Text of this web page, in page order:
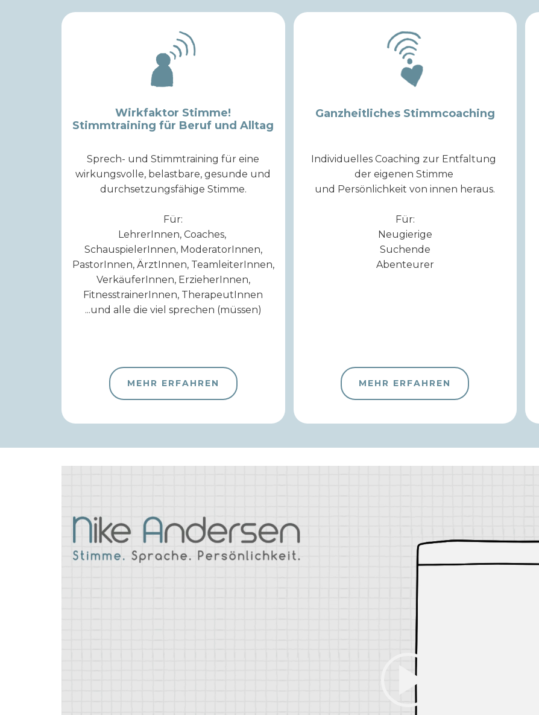
Wirkfaktor Stimme!
Stimmtraining für Beruf und Alltag
Sprech- und Stimmtraining für eine
wirkungsvolle, belastbare, gesunde und
durchsetzungsfähige Stimme.
Für:
LehrerInnen, Coaches,
SchauspielerInnen, ModeratorInnen,
PastorInnen, ÄrztInnen, TeamleiterInnen,
VerkäuferInnen, ErzieherInnen,
FitnesstrainerInnen, TherapeutInnen
...und alle die viel sprechen (müssen)
MEHR ERFAHREN
Ganzheitliches Stimmcoaching
Individuelles Coaching zur Entfaltung
der eigenen Stimme
und Persönlichkeit von innen heraus.
Für:
Neugierige
Suchende
Abenteurer
MEHR ERFAHREN